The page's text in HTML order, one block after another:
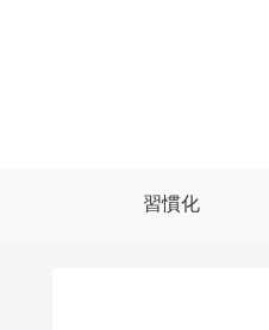
習慣化